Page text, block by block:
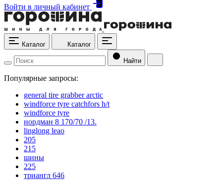
Войти в личный кабинет
Каталог Каталог
Найти
Популярные запросы:
general tire grabber arctic
windforce tyre catchfors h/t
windforce tyre
нордман 8 170/70 /13.
linglong leao
205
215
шины
225
триангл 646